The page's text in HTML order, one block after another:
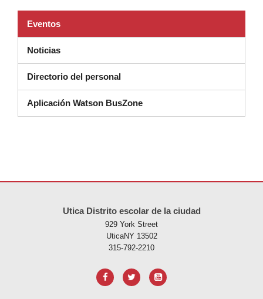
Eventos
Noticias
Directorio del personal
Aplicación Watson BusZone
Utica Distrito escolar de la ciudad
929 York Street
UticaNY 13502
315-792-2210